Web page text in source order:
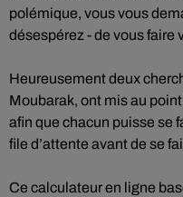
polémique, vous vous
désespérez - de vous faire
Heureusement deux
Moubarak, ont mis au point
afin que chacun puisse se
file d’attente avant de se
Ce calculateur en ligne